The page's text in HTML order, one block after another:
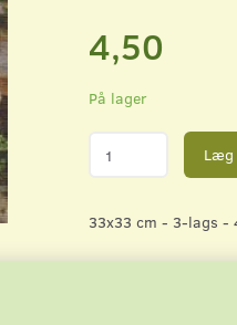
4,50
På lager
Læg
33x33 cm - 3-lags -